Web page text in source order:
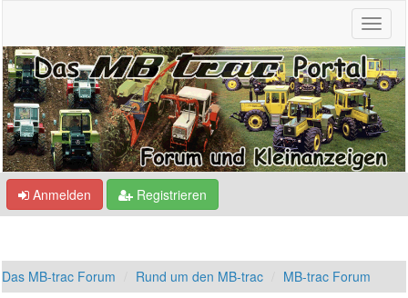
Anmelden Registrieren
Das MB-trac Forum Rund um den MB-trac MB-trac Forum